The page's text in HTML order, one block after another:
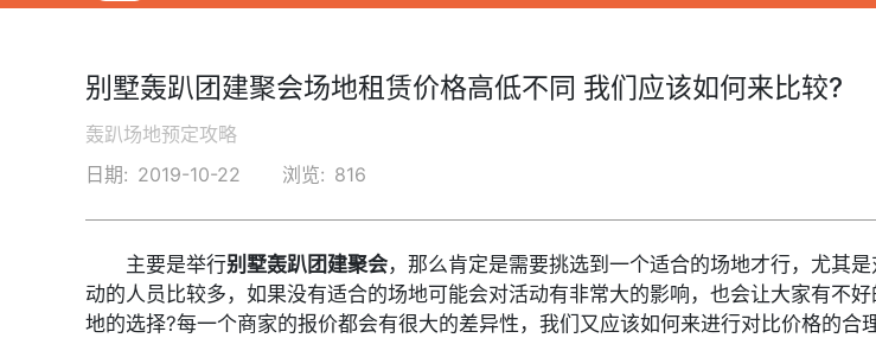
别墅轰趴团建聚会场地租赁价格高低不同 我们应该如何来比较?
轰趴场地预定攻略
日期: 2019-10-22 浏览: 816
主要是举行别墅轰趴团建聚会，那么肯定是需要挑选到一个适合的场地才行，尤其
动的人员比较多，如果没有适合的场地可能会对活动有非常大的影响，也会让大家有不
地的选择?每一个商家的报价都会有很大的差异性，我们又应该如何来进行对比价格的合